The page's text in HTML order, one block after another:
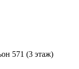
571 (3 этаж)